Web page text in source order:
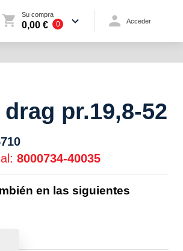
Su compra
0,00 € 0 Acceder
pr.19,8-52
8000734-40035
en las siguientes